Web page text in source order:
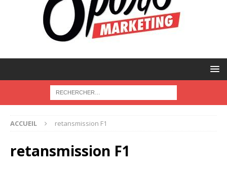
ACCUEIL retansmission F1
retansmission F1